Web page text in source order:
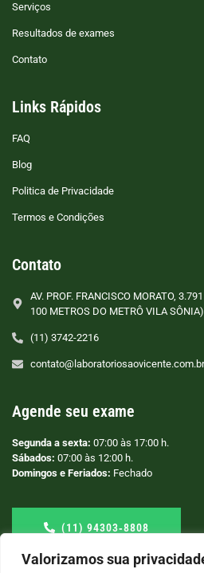
Valorizamos sua
Serviços
Resultados de exames
Contato
Links Rápidos
FAQ
Blog
Politica de Privacidade
Termos e Condições
Contato
AV. PROF. FRANCISCO MORATO,
100 METROS DO METRÔ VILA SÔNIA)
(11) 3742-2216
contato@laboratoriosaovicente.com.br
Agende seu exame
Segunda a sexta: 07:00 às 17:00 h.
Sábados: 07:00 às 12:00 h.
Domingos e Feriados: Fechado
(11) 94303‑8808